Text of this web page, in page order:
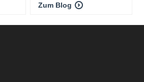
Zum Blog